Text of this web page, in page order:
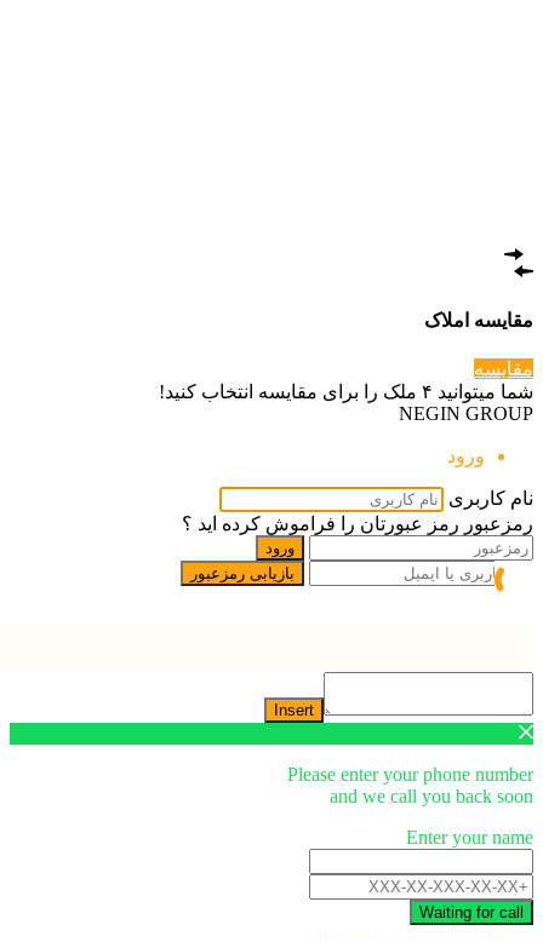
مقایسه املاک
مقایسه
شما میتوانید ۴ ملک را برای مقایسه انتخاب کنید!
NEGIN GROUP
ورود
نام کاربری
رمزعبور رمز عبورتان را فراموش کرده اید ؟
ورود
بازیابی رمزعبور
Insert
Please enter your phone number
and we call you back soon
Enter your name
Waiting for call